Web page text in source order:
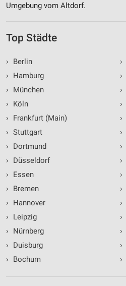
Umgebung vom Altdorf.
Top Städte
›
Berlin
›
Hamburg
›
München
›
Köln
›
Frankfurt (Main)
› Stuttgart
›
Dortmund
›
Düsseldorf
›
Essen
›
Bremen
›
Hannover
›
Leipzig
›
Nürnberg
›
Duisburg
›
Bochum
›
›
›
›
›
›
›
›
›
›
›
›
›
›
›